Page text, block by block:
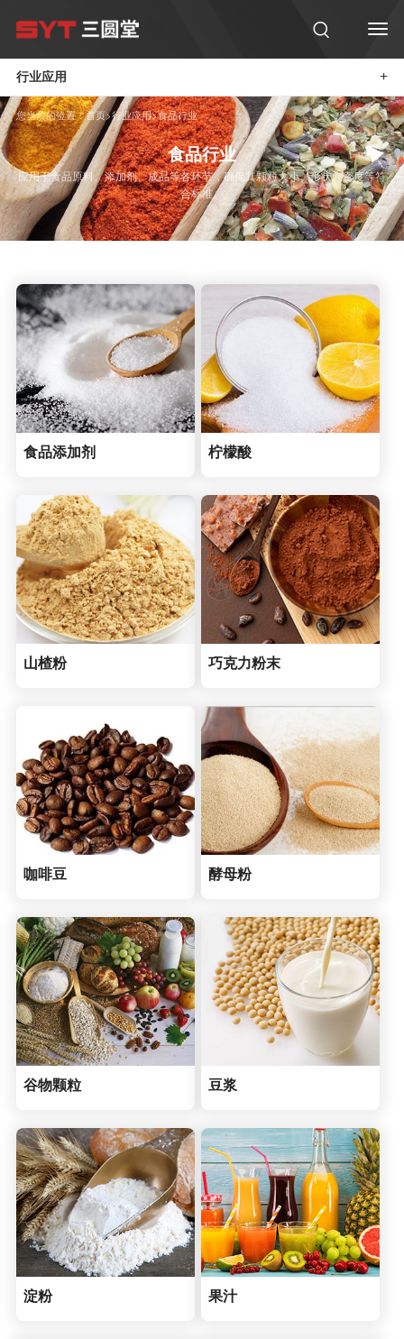
行业应用 +
您当前的位置：首页>行业应用>食品行业
食品行业
应用于食品原料、添加剂、成品等各环节，确保其颗粒大小、形状、密度等符
合标准。
食品添加剂 柠檬酸
山楂粉 巧克力粉末
咖啡豆 酵母粉
谷物颗粒 豆浆
淀粉 果汁